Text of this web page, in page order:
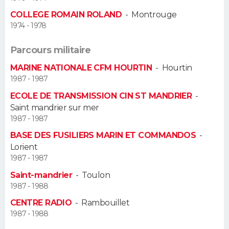
Alimentation
Guide de la santé
Maladies
Médicaments
Sommeil
VOYAGE
PHOTO
GUIDES D'ACHAT
BONS PLANS
CARTE DE VOEUX
Carte de Noël
Carte Bonne année
Carte Saint-Valentin
Carte Pâques
Carte d'anniversaire
DICTIONNAIRE
Dictionnaire
Biographies
Citations
Expressions
Proverbes
COPAINS D'AVANT
S'inscrire
Se connecter
Lycées
Collèges
Primaires
Universités
Entreprises
Service militaire
Avis de recherche
AVIS DE DÉCÈS
COLLEGE ROMAIN ROLAND - Montrouge
1974 - 1978
Parcours militaire
MARINE NATIONALE CFM HOURTIN - Hourtin
1987 - 1987
ECOLE DE TRANSMISSION CIN ST MANDRIER-
Saint mandrier sur mer
1987 - 1987
BASE DES FUSILIERS MARIN ET COMMANDOS -
Lorient
1987 - 1987
Saint-mandrier- Toulon
1987 - 1988
CENTRE RADIO - Rambouillet
1987 - 1988